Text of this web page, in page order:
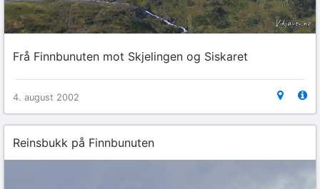
Frå Finnbunuten mot Skjelingen og Siskaret
4. august 2002
Reinsbukk på Finnbunuten